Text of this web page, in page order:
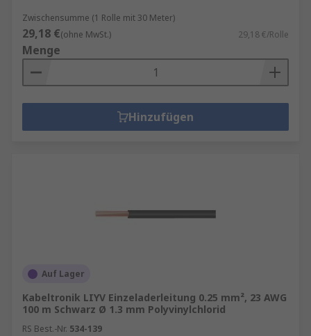
Zwischensumme (1 Rolle mit 30 Meter)
29,18 €(ohne MwSt.) 29,18 €/Rolle
Menge
Hinzufügen
Auf Lager
Kabeltronik LIYV Einzeladerleitung 0.25 mm², 23 AWG
100 m Schwarz Ø 1.3 mm Polyvinylchlorid
RS Best.-Nr. 534-139